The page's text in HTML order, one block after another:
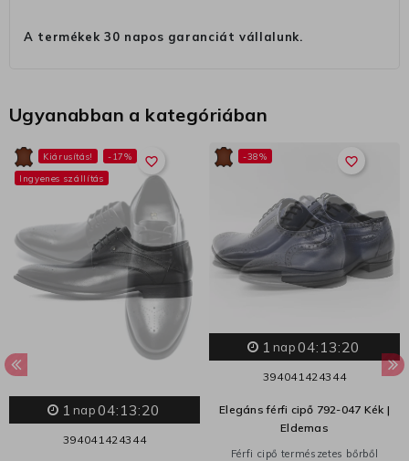
A termékek 30 napos garanciát vállalunk.
Ugyanabban a kategóriában
favorite_border
Kiárusítás! -17%
Ingyenes szállítás
1 nap 04:13:20
3940414243 44
favorite_border
-38%
1 nap 04:13:20
394041 42 43 44
Elegáns férfi cipő 792-047 Kék |
Eldemas
Férfi cipő természetes bőrből